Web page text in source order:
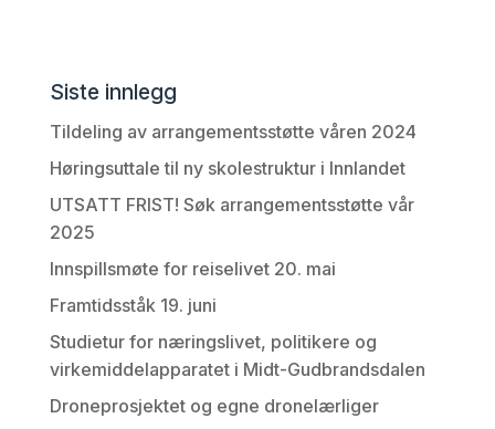
Siste innlegg
Tildeling av arrangementsstøtte våren 2024
Høringsuttale til ny skolestruktur i Innlandet
UTSATT FRIST! Søk arrangementsstøtte vår
2025
Innspillsmøte for reiselivet 20. mai
Framtidsståk 19. juni
Studietur for næringslivet, politikere og
virkemiddelapparatet i Midt-Gudbrandsdalen
Droneprosjektet og egne dronelærliger